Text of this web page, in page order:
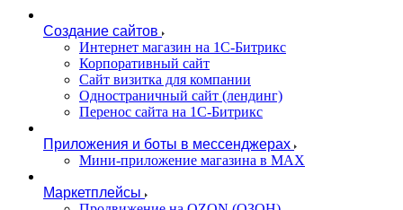
Создание сайтов
Интернет магазин на 1С-Битрикс
Корпоративный сайт
Сайт визитка для компании
Одностраничный сайт (лендинг)
Перенос сайта на 1С-Битрикс
Приложения и боты в мессенджерах
Мини-приложение магазина в MAX
Маркетплейсы